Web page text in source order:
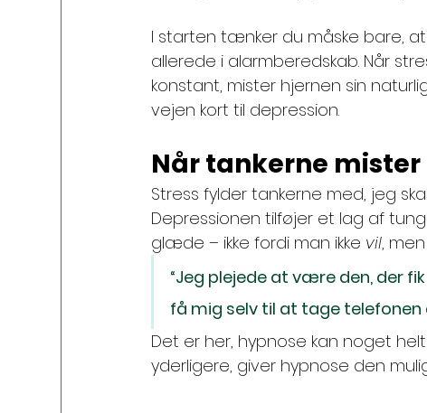
I starten tænker du måske bare,
allerede i alarmberedskab. Når
konstant, mister hjernen sin
vejen kort til depression.
Når tankerne
Stress fylder tankerne med, jeg
Depressionen tilføjer et lag af
glæde – ikke fordi man ikke vil,
“Jeg plejede at være den, der
få mig selv til at tage telefonen
Det er her, hypnose kan noget
yderligere, giver hypnose den